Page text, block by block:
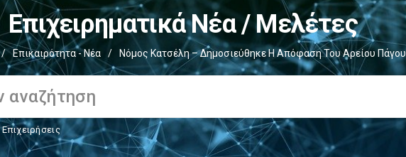
Επιχειρηματικά Νέα / Μελέτες
/ Επικαιρότητα - Νέα / Νόμος Κατσέλη – Δημοσιεύθηκε Η Απόφαση Του Αρείου Πάγου
Επιχειρήσεις